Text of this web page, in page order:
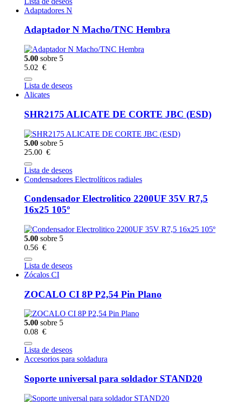
Adaptadores N
Adaptador N Macho/TNC Hembra
5.00 sobre 5
5.02 €
Lista de deseos
Alicates
SHR2175 ALICATE DE CORTE JBC (ESD)
5.00 sobre 5
25.00 €
Lista de deseos
Condensadores Electrolíticos radiales
Condensador Electrolitico 2200UF 35V R7,5
16x25 105º
5.00 sobre 5
0.56 €
Lista de deseos
Zócalos CI
ZOCALO CI 8P P2,54 Pin Plano
5.00 sobre 5
0.08 €
Lista de deseos
Accesorios para soldadura
Soporte universal para soldador STAND20